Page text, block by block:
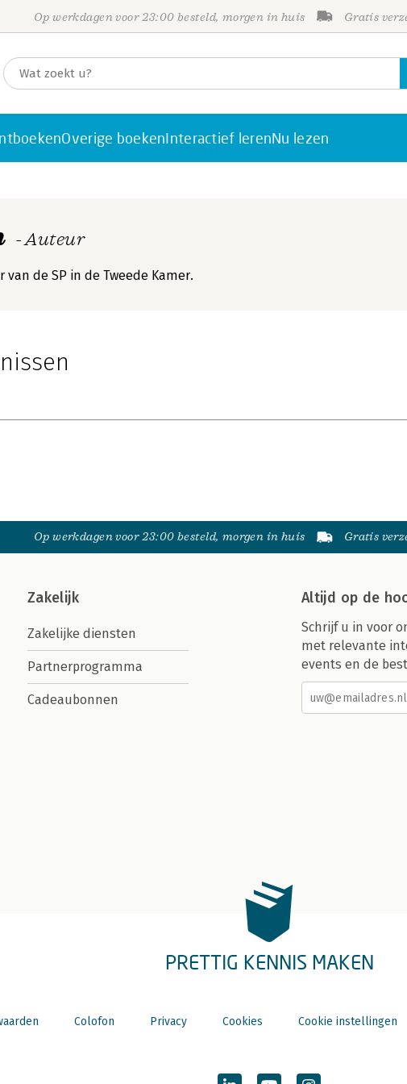
Op werkdagen voor 23:00 besteld, morgen in huis Gratis
Overige boekenInteractief lerenNu lezen
- Auteur
de SP in de Tweede Kamer.
Op werkdagen voor 23:00 besteld, morgen in huis Gratis
Zakelijk
Zakelijke diensten
Partnerprogramma
Cadeaubonnen
Altijd op de
Schrijf u in voor
met relevante
events en de
PRETTIG KENNIS MAKEN
Colofon Privacy Cookies Cookie instellingen